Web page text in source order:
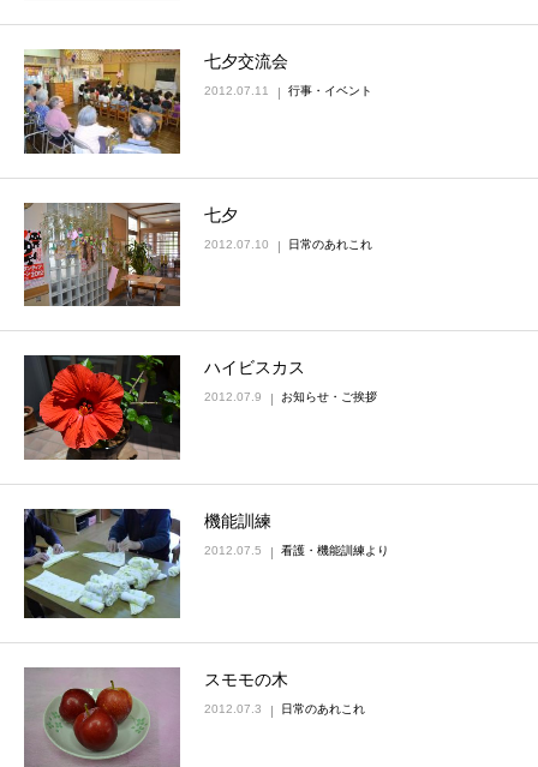
七夕交流会
2012.07.11 行事・イベント
七夕
2012.07.10 日常のあれこれ
ハイビスカス
2012.07.9 お知らせ・ご挨拶
機能訓練
2012.07.5 看護・機能訓練より
スモモの木
2012.07.3 日常のあれこれ